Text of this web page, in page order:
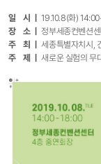
일 시 ㅣ
19.10.8(화)
장 소 ㅣ
정부세종컨벤션
주 최 ㅣ
세종특별자치시,
주 제 ㅣ
새로운 실험의 무